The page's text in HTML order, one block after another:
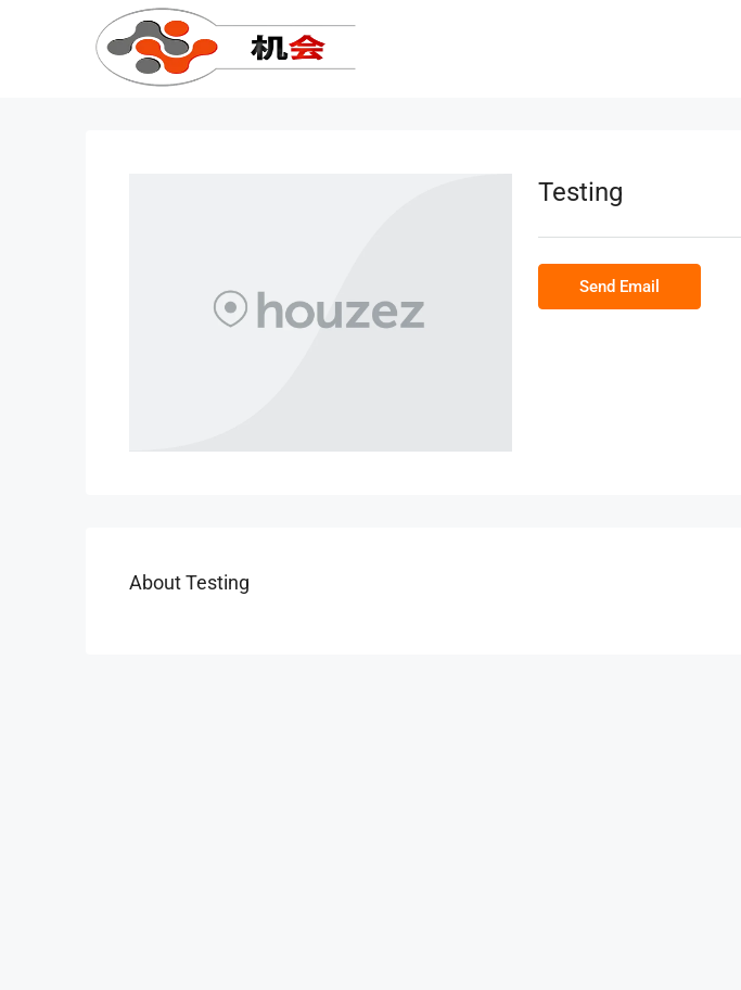
Testing
Send Email
About Testing